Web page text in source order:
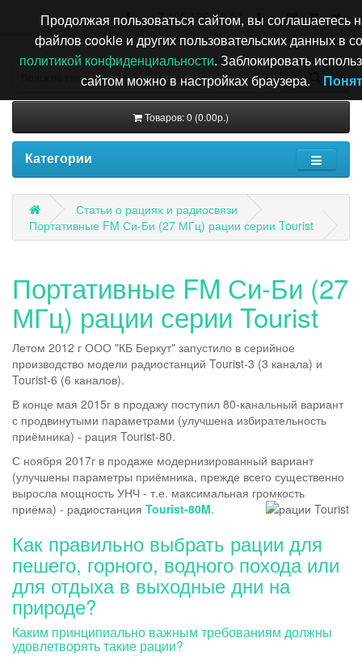
+7 495 196-63-51
Товаров: 0 (0.00р.)
Категории
Статьи о рациях и радиосвязи
Портативные FM Си-Би (27 МГц) рации серии Tourist
Портативные FM Си-Би (27
МГц) рации серии Tourist
Летом 2012 г ООО "КБ Беркут" запустило в серийное
производство модели радиостанций Tourist-3 (3 канала) и
Tourist-6 (6 каналов).
В конце мая 2015г в продажу поступил 80-канальный вариант
с продвинутыми параметрами (улучшена избирательность
приёмника) - рация Tourist-80.
С ноября 2017г в продаже модернизированный вариант
(улучшены параметры приёмника, прежде всего существенно
выросла мощность УНЧ - т.е. максимальная громкость
приёма) - радиостанция Tourist-80M.
Как правильно выбрать рации для
пешего, горного, водного похода или
для отдыха в выходные дни на
природе?
Каким принципиально важным требованиям должны
удовлетворять такие рации?
Продолжая пользоваться сайтом, вы соглашаетесь
файлов cookie и других пользовательских данных в
политикой конфиденциальности. Заблокировать
сайтом можно в настройках браузера.